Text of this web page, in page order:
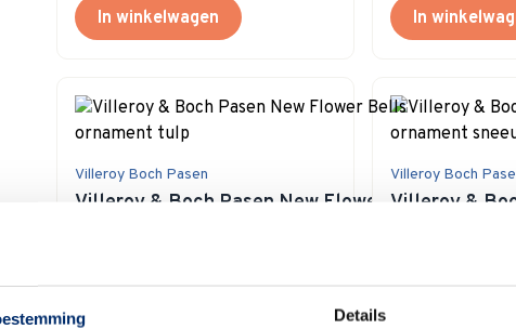
Details
In winkelwagen In
Villeroy Boch Pasen
Villeroy & Boch Pasen New Flower Bells
€ 11,95
€ 14,90
Villeroy Boch
Villeroy &
€ 7,50
€ 14,90